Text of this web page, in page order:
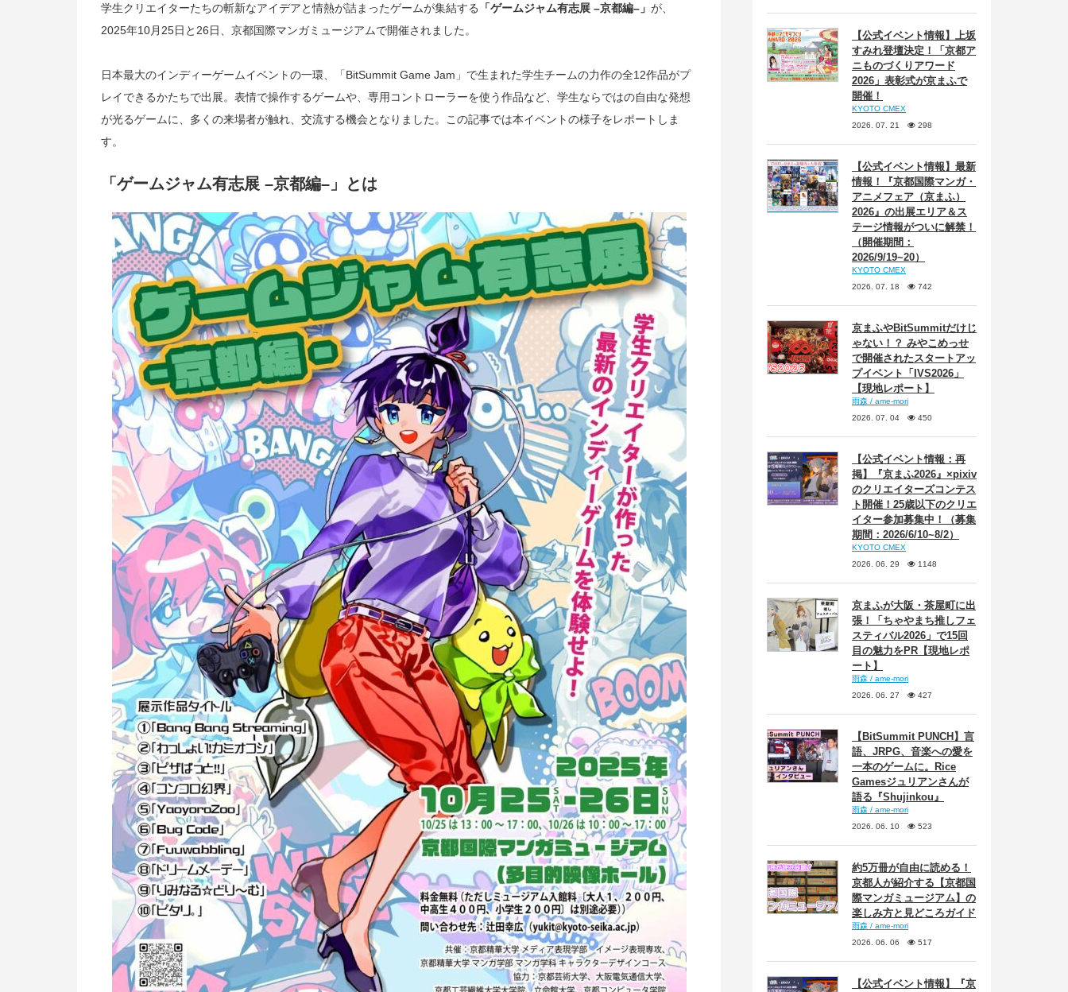
学生クリエイターたちの斬新なアイデアと情熱が詰まったゲームが集結する 「ゲームジャム有志展 –京都編–」 が、
2025年10月25日と26日、京都国際マンガミュージアムで開催されました。
日本最大のインディーゲームイベントの一環、「BitSummit Game Jam」で生まれた学生チームの力作の全12作品がプ
レイできるかたちで出展。表情で操作するゲームや、専用コントローラーを使う作品など、学生ならではの自由な発想
が光るゲームに、多くの来場者が触れ、交流する機会となりました。この記事では本イベントの様子をレポートしま
す。
「ゲームジャム有志展 –京都編–」とは
【公式イベント情報】上坂
すみれ登壇決定！「京都ア
ニものづくりアワード
2026」表彰式が京まふで
開催！
KYOTO CMEX
2026. 07. 21
298
【公式イベント情報】最新
情報！『京都国際マンガ・
アニメフェア（京まふ）
2026』の出展エリア＆ス
テージ情報がついに解禁！
（開催期間：
2026/9/19~20）
KYOTO CMEX
2026. 07. 18
742
京まふやBitSummitだけじ
ゃない！？ みやこめっせ
で開催されたスタートアッ
プイベント「IVS2026」
【現地レポート】
雨森 / ame-mori
2026. 07. 04
450
【公式イベント情報：再
掲】『京まふ2026』×pixiv
のクリエイターズコンテス
ト開催！25歳以下のクリエ
イター参加募集中！（募集
期間：2026/6/10~8/2）
KYOTO CMEX
2026. 06. 29
1148
京まふが大阪・茶屋町に出
張！「ちゃやまち推しフェ
スティバル2026」で15回
目の魅力をPR【現地レポ
ート】
雨森 / ame-mori
2026. 06. 27
427
【BitSummit PUNCH】言
語、JRPG、音楽への愛を
一本のゲームに。Rice
Gamesジュリアンさんが
語る『Shujinkou』
雨森 / ame-mori
2026. 06. 10
523
約5万冊が自由に読める！
京都人が紹介する【京都国
際マンガミュージアム】の
楽しみ方と見どころガイド
雨森 / ame-mori
2026. 06. 06
517
【公式イベント情報】『京